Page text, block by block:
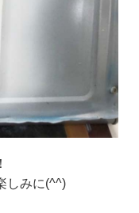
しみに(^^)